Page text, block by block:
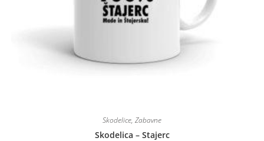
Skodelice, Zabavne
Skodelica – Stajerc